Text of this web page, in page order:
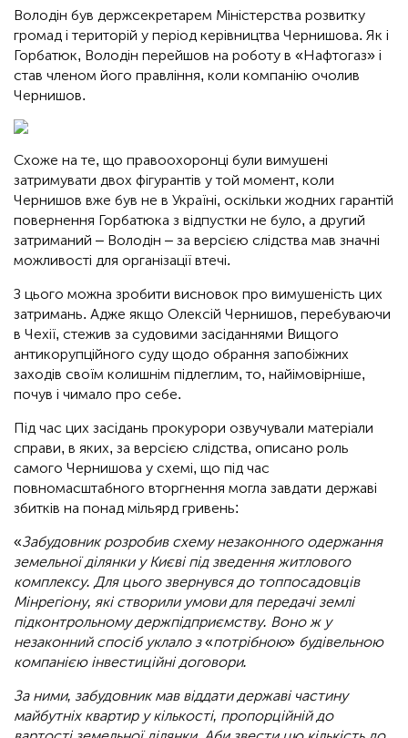
Володін був держсекретарем Міністерства розвитку
громад і територій у період керівництва Чернишова. Як і
Горбатюк, Володін перейшов на роботу в «Нафтогаз» і
став членом його правління, коли компанію очолив
Чернишов.
Схоже на те, що правоохоронці були вимушені
затримувати двох фігурантів у той момент, коли
Чернишов вже був не в Україні, оскільки жодних гарантій
повернення Горбатюка з відпустки не було, а другий
затриманий – Володін – за версією слідства мав значні
можливості для організації втечі.
З цього можна зробити висновок про вимушеність цих
затримань. Адже якщо Олексій Чернишов, перебуваючи
в Чехії, стежив за судовими засіданнями Вищого
антикорупційного суду щодо обрання запобіжних
заходів своїм колишнім підлеглим, то, найімовірніше,
почув і чимало про себе.
Під час цих засідань прокурори озвучували матеріали
справи, в яких, за версією слідства, описано роль
самого Чернишова у схемі, що під час
повномасштабного вторгнення могла завдати державі
збитків на понад мільярд гривень:
«Забудовник розробив схему незаконного одержання
земельної ділянки у Києві під зведення житлового
комплексу. Для цього звернувся до топпосадовців
Мінрегіону, які створили умови для передачі землі
підконтрольному держпідприємству. Воно ж у
незаконний спосіб уклало з«потрібною» будівельною
компанією інвестиційні договори.
За ними, забудовник мав віддати державі частину
майбутніх квартир у кількості, пропорційній до